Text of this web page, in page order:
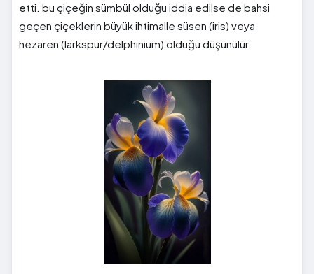
etti. bu çiçeğin sümbül olduğu iddia edilse de bahsi
geçen çiçeklerin büyük ihtimalle süsen (iris) veya
hezaren (larkspur/delphinium) olduğu düşünülür.